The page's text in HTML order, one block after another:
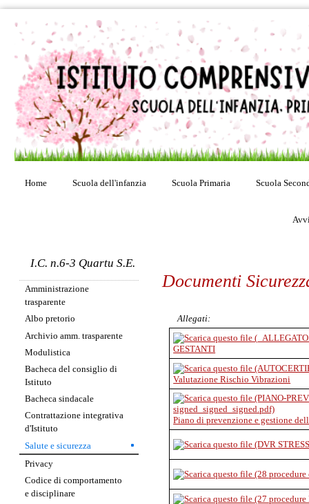
Home Scuola dell'infanzia Scuola Primaria Scuola
I.C. n.6-3 Quartu S.E.
Amministrazione
trasparente
Albo pretorio
Archivio amm. trasparente
Modulistica
Bacheca del consiglio di
Istituto
Bacheca sindacale
Contrattazione integrativa
d'Istituto
Salute e sicurezza
Privacy
Codice di comportamento
e disciplinare
Documenti
Allegati:
GESTANTI
Valutazione Rischio Vibrazioni
Piano di prevenzione e gestione